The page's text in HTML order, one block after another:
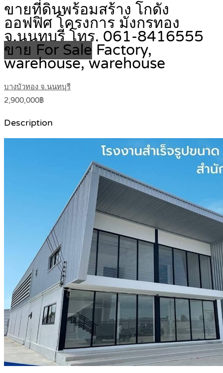
ขายที่ดินพร้อมสร้าง โกดัง
ออฟฟิศ โครงการ มังกรทอง
จ.นนทบุรี โทร. 061-8416555
ขาย For Sale Factory,
warehouse, warehouse
บางบัวทอง จ.นนทบุรี
2,900,000฿
Description